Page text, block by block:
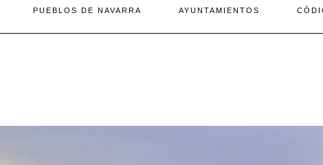
PUEBLOS DE NAVARRA AYUNTAMIENTOS